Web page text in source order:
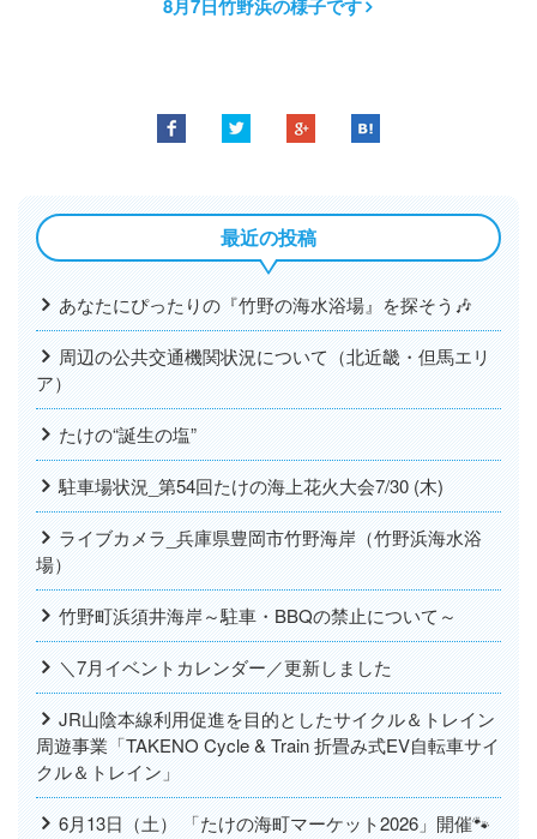
8月7日竹野浜の様子です
最近の投稿
あなたにぴったりの『竹野の海水浴場』を探そう🎶
周辺の公共交通機関状況について（北近畿・但馬エリ
ア）
たけの“誕生の塩”
駐車場状況_第54回たけの海上花火大会7/30 (木)
ライブカメラ_兵庫県豊岡市竹野海岸（竹野浜海水浴
場）
竹野町浜須井海岸～駐車・BBQの禁止について～
＼7月イベントカレンダー／更新しました
JR山陰本線利用促進を目的としたサイクル＆トレイン
周遊事業「TAKENO Cycle & Train 折畳み式EV自転車サイ
クル＆トレイン」
6月13日（土） 「たけの海町マーケット2026」開催🐾